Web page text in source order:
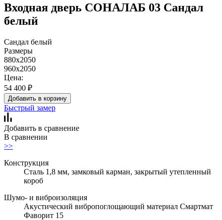
Входная дверь СОНАЛАБ 03 Сандал
белый
Сандал белый
Размеры
880x2050
960x2050
Цена:
54 400 ₽
Добавить в корзину
Быстрый замер
Добавить в сравнение
В сравнении
>>
Конструкция
Сталь 1,8 мм, замковый карман, закрытый утепленный
короб
Шумо- и виброизоляция
Акустический вибропоглощающий материал Смартмат
Фаворит 15